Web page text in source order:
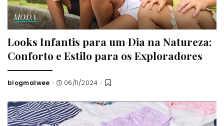
MODA
Looks Infantis para um Dia na Natureza:
Conforto e Estilo para os Exploradores
Posted
blogmalwee 06/11/2024